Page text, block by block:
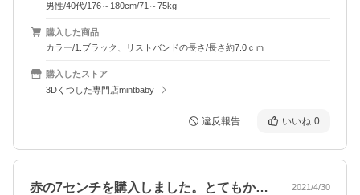
男性/40代/176～180cm/71～75kg
購入した商品
カラー/1.ブラック、リストバンドの長さ/長さ約7.0ｃｍ
購入したストア
3Dくつした専門店mintbaby
違反報告 いいね 0
赤の7センチを購入しました。とてもかっ… 2021/4/30